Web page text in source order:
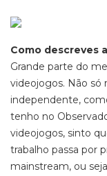
Como descreves
Grande parte do
videojogos. Não só
independente,
tenho no
videojogos, sinto
trabalho passa por
mainstream, ou